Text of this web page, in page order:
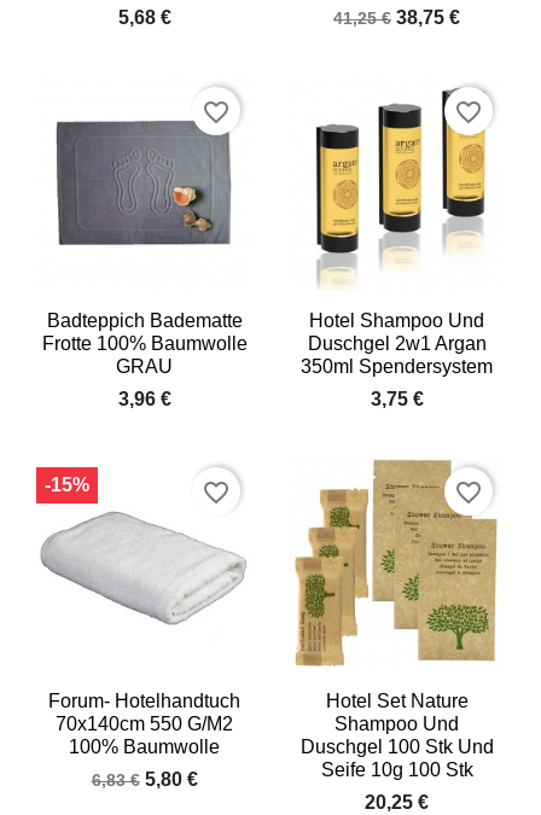
5,68 € 41,25 € 38,75 €
Badteppich Badematte
Frotte 100% Baumwolle
GRAU
3,96 €
favorite_border
Hotel Shampoo Und
Duschgel 2w1 Argan
350ml Spendersystem
3,75 €
favorite_border
Forum- Hotelhandtuch
70x140cm 550 G/m2
100% Baumwolle
6,83 € 5,80 €
-15% favorite_border
Hotel Set Nature
Shampoo Und
Duschgel 100 Stk Und
Seife 10g 100 Stk
20,25 €
favorite_border